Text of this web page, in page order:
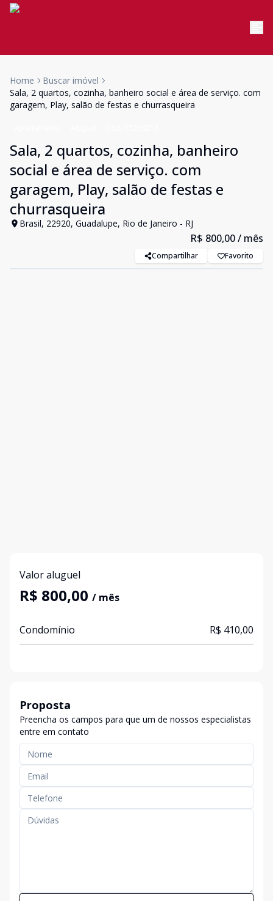
Home
Buscar imóvel
Sala, 2 quartos, cozinha, banheiro social e área de serviço. com
garagem, Play, salão de festas e churrasqueira
Sala, 2 quartos, cozinha, banheiro
social e área de serviço. com
garagem, Play, salão de festas e
churrasqueira
Brasil, 22920, Guadalupe, Rio de Janeiro - RJ
R$ 800,00/ mês
Compartilhar Favorito
Valor aluguel
R$ 800,00 / mês
Condomínio R$ 410,00
Proposta
Preencha os campos para que um de nossos especialistas
entre em contato